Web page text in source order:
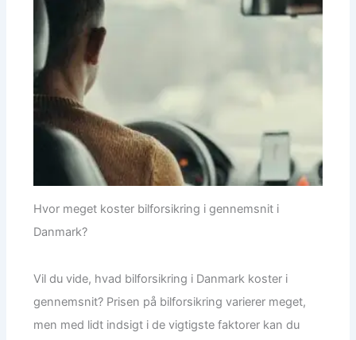
Hvor meget koster bilforsikring i gennemsnit i
Danmark?
Vil du vide, hvad bilforsikring i Danmark koster i
gennemsnit? Prisen på bilforsikring varierer meget,
men med lidt indsigt i de vigtigste faktorer kan du